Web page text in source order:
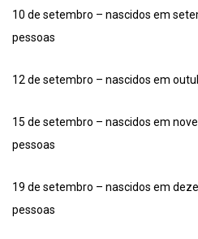
10 de setembro – nascidos em
pessoas
12 de setembro – nascidos em
15 de setembro – nascidos em
pessoas
19 de setembro – nascidos em
pessoas